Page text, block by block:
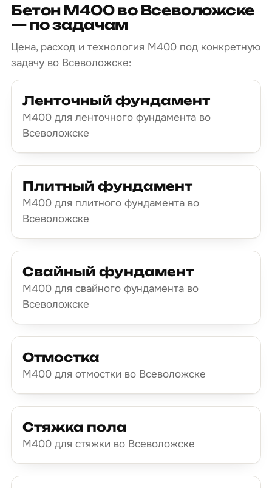
Бетон М400 во Всеволожске
— по задачам
Цена, расход и технология М400 под конкретную
задачу во Всеволожске:
Ленточный фундамент
М400 для ленточного фундамента во
Всеволожске
Плитный фундамент
М400 для плитного фундамента во
Всеволожске
Свайный фундамент
М400 для свайного фундамента во
Всеволожске
Отмостка
М400 для отмостки во Всеволожске
Стяжка пола
М400 для стяжки во Всеволожске